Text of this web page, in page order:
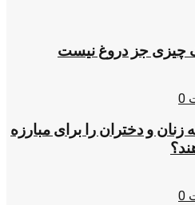
چیزی جز دروغ نیست
0
و دختران را برای مبارزه
0